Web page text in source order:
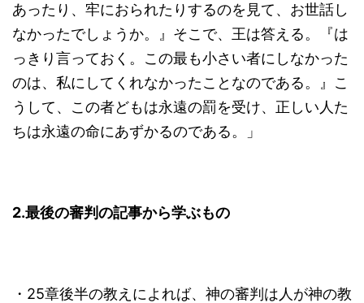
あったり、牢におられたりするのを見て、お世話し
なかったでしょうか。』そこで、王は答える。『は
っきり言っておく。この最も小さい者にしなかった
のは、私にしてくれなかったことなのである。』こ
うして、この者どもは永遠の罰を受け、正しい人た
ちは永遠の命にあずかるのである。」
2.最後の審判の記事から学ぶもの
・25章後半の教えによれば、神の審判は人が神の教